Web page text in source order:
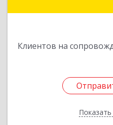
Клиентов на